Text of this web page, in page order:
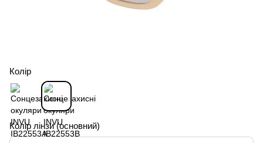
Колір
Колір лінзи (основний)